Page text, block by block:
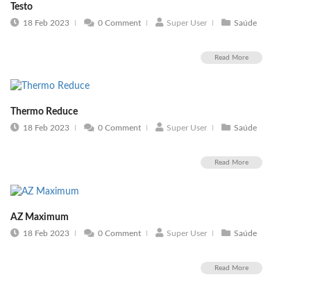
Testo
18 Feb 2023 0 Comment Super User Saúde
Read More
Thermo Reduce
18 Feb 2023 0 Comment Super User Saúde
Read More
AZ Maximum
18 Feb 2023 0 Comment Super User Saúde
Read More